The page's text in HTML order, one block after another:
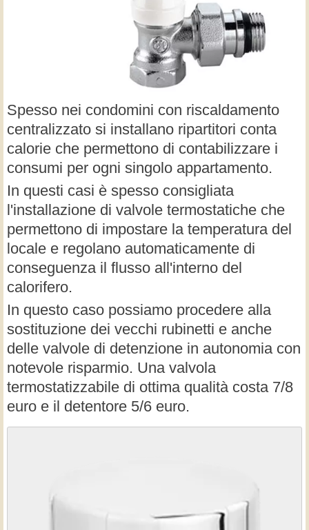
Spesso nei condomini con riscaldamento
centralizzato si installano ripartitori conta
calorie che permettono di contabilizzare i
consumi per ogni singolo appartamento.
In questi casi è spesso consigliata
l'installazione di valvole termostatiche che
permettono di impostare la temperatura del
locale e regolano automaticamente di
conseguenza il flusso all'interno del
calorifero.
In questo caso possiamo procedere alla
sostituzione dei vecchi rubinetti e anche
delle valvole di detenzione in autonomia con
notevole risparmio. Una valvola
termostatizzabile di ottima qualità costa 7/8
euro e il detentore 5/6 euro.